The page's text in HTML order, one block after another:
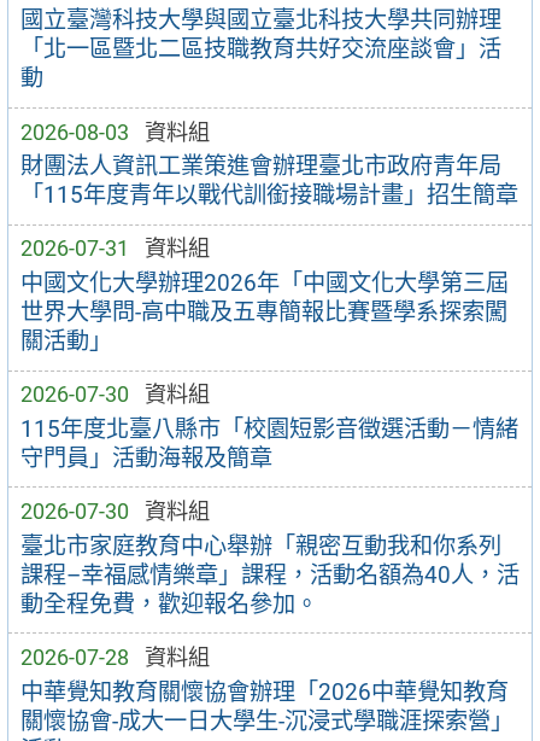
國立臺灣科技大學與國立臺北科技大學共同辦理
「北一區暨北二區技職教育共好交流座談會」活
動
2026-08-03 資料組
財團法人資訊工業策進會辦理臺北市政府青年局
「115年度青年以戰代訓銜接職場計畫」招生簡章
2026-07-31 資料組
中國文化大學辦理2026年「中國文化大學第三屆
世界大學問-高中職及五專簡報比賽暨學系探索闖
關活動」
2026-07-30 資料組
115年度北臺八縣市「校園短影音徵選活動－情緒
守門員」活動海報及簡章
2026-07-30 資料組
臺北市家庭教育中心舉辦「親密互動我和你系列
課程–幸福感情樂章」課程，活動名額為40人，活
動全程免費，歡迎報名參加。
2026-07-28 資料組
中華覺知教育關懷協會辦理「2026中華覺知教育
關懷協會-成大一日大學生-沉浸式學職涯探索營」